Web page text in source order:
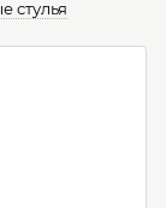
cтулья